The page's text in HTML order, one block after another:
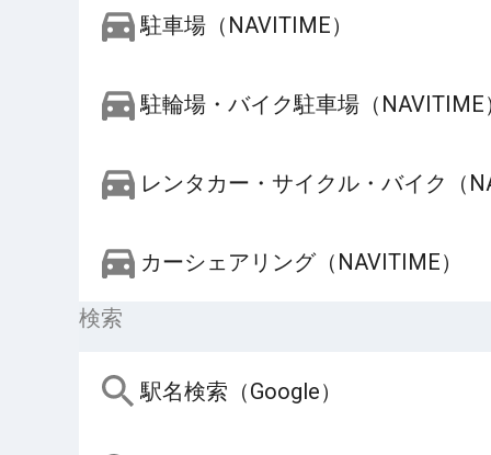
駐車場（NAVITIME）
駐輪場・バイク駐車場（NAVITIME
レンタカー・サイクル・バイク（
カーシェアリング（NAVITIME）
検索
駅名検索（Google）